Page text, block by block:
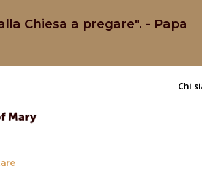
Chiesa a pregare". - Papa
Chi